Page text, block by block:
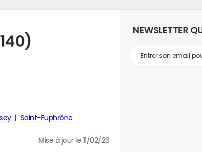
Saint-Euphrône
Mise à jour le 11/02/26
NEWSLETTER